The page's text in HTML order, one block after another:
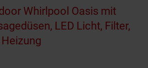
Whirlpool Oasis mit
LED Licht, Filter,